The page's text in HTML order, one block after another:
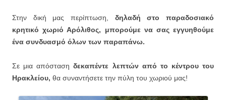
Στην δική μας περίπτωση, δηλαδή στο παραδοσιακό
κρητικό χωριό Αρόλιθος, μπορούμε να σας εγγυηθούμε
ένα συνδυασμό όλων των παραπάνω.
Σε μια απόστασηδεκαπέντε λεπτών από το κέντρου του
Ηρακλείου, θα συναντήσετε την πύλη του χωριού μας!